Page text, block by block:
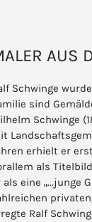
AUS
Schwinge
sind
Schwinge
erhielt er
als
als eine „...junge
Ralf